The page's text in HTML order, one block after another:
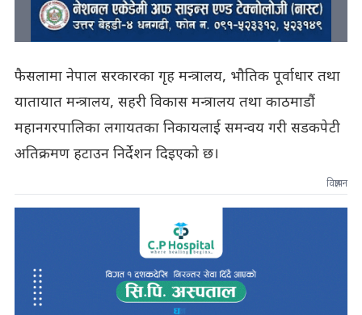
फैसलामा नेपाल सरकारका गृह मन्त्रालय, भौतिक पूर्वाधार तथा
यातायात मन्त्रालय, सहरी विकास मन्त्रालय तथा काठमाडौं
महानगरपालिका लगायतका निकायलाई समन्वय गरी सडकपेटी
अतिक्रमण हटाउन निर्देशन दिइएको छ।
विज्ञापन